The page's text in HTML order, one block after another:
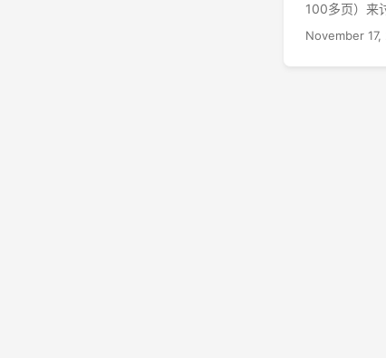
100多页）来
体上是相信年
November